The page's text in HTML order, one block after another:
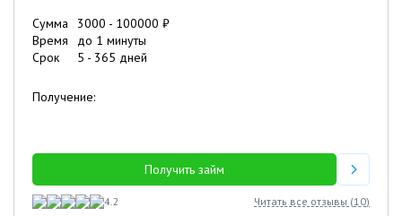
Сумма 3000 - 100000 ₽
Время
до 1 минуты
Срок
5 - 365 дней
Получение:
Получить займ
4.2 Читать все отзывы (10)